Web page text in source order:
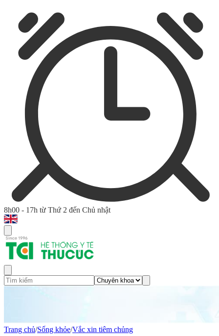
8h00 - 17h từ Thứ 2 đến Chủ nhật
Trang chủ/Sống khỏe/Vắc xin tiêm chủng